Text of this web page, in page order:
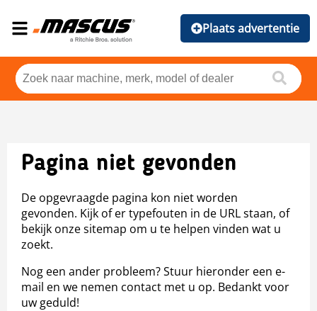
Plaats advertentie
Pagina niet gevonden
De opgevraagde pagina kon niet worden
gevonden. Kijk of er typefouten in de URL staan, of
bekijk onze sitemap om u te helpen vinden wat u
zoekt.
Nog een ander probleem? Stuur hieronder een e-
mail en we nemen contact met u op. Bedankt voor
uw geduld!